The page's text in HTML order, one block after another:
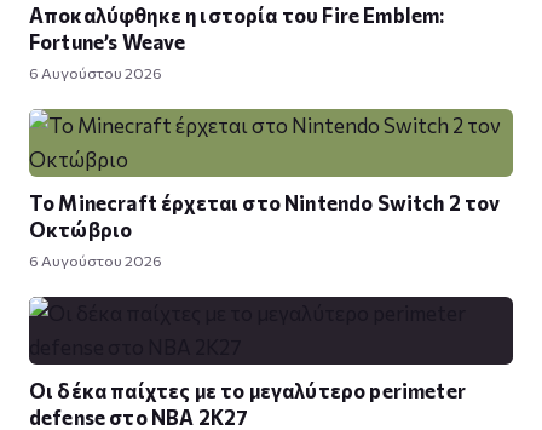
Αποκαλύφθηκε η ιστορία του Fire Emblem:
Fortune’s Weave
6 Αυγούστου 2026
Το Minecraft έρχεται στο Nintendo Switch 2 τον
Οκτώβριο
6 Αυγούστου 2026
Οι δέκα παίχτες με το μεγαλύτερο perimeter
defense στο NBA 2K27